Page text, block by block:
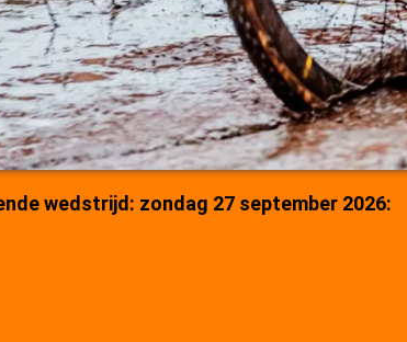
wedstrijd: zondag 27 september 2026: